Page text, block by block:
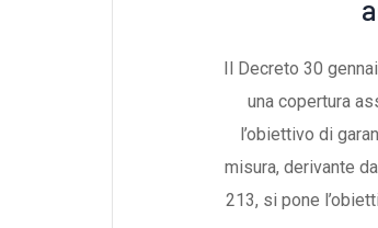
Il Decreto 30
una copertura
l’obiettivo di
misura, derivante
213, si pone